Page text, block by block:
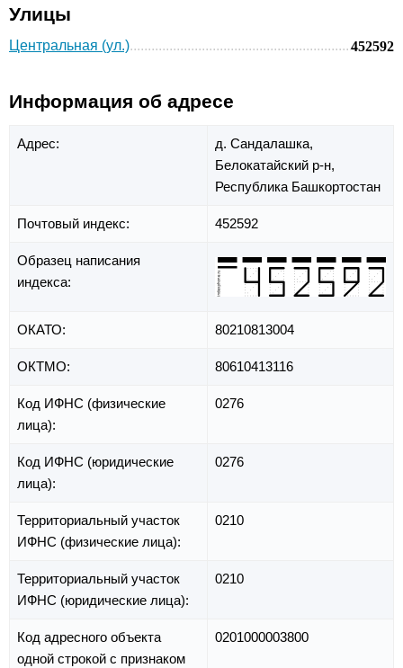
Улицы
Центральная (ул.) 452592
Информация об адресе
Адрес:
д. Сандалашка,
Белокатайский р-н,
Республика Башкортостан
Почтовый индекс: 452592
Образец написания
индекса:
ОКАТО: 80210813004
ОКТМО: 80610413116
Код ИФНС (физические
лица):
0276
Код ИФНС (юридические
лица):
0276
Территориальный участок
ИФНС (физические лица):
0210
Территориальный участок
ИФНС (юридические лица):
0210
Код адресного объекта
одной строкой с признаком
0201000003800